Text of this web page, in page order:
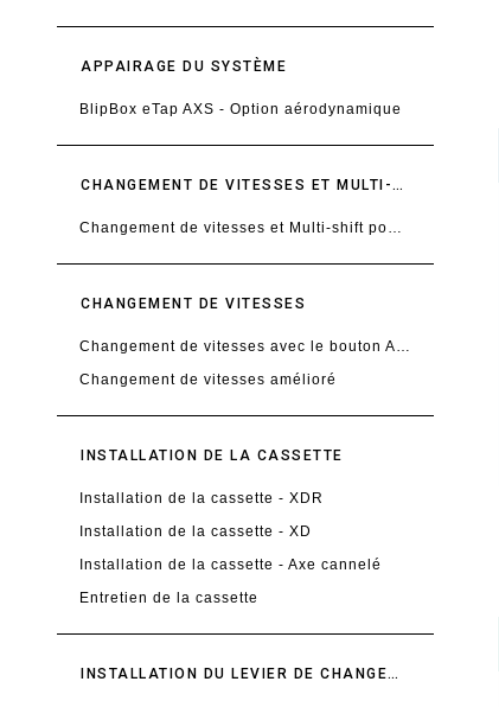
APPAIRAGE DU SYSTÈME
BlipBox eTap AXS - Option aérodynamique
CHANGEMENT DE VITESSES ET MULTI-SHIFT POUR VÉLOS ÉLECTRIQUE/PEDELEC
Changement de vitesses et Multi-shift pour vélos électrique/Pedelec
CHANGEMENT DE VITESSES
Changement de vitesses avec le bouton AXS
Changement de vitesses amélioré
INSTALLATION DE LA CASSETTE
Installation de la cassette - XDR
Installation de la cassette - XD
Installation de la cassette - Axe cannelé
Entretien de la cassette
INSTALLATION DU LEVIER DE CHANGEMENT DE VITESSES